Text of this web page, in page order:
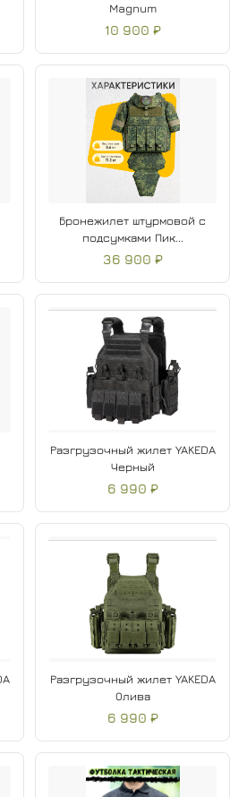
(24 × 30 × 5 см, объём 3
на молнии;
Magnum
10 900 ₽
Бронежилет штурмовой с
подсумками Пик...
36 900 ₽
Разгрузочный жилет YAKEDA
Черный
6 990 ₽
Разгрузочный жилет YAKEDA
Олива
6 990 ₽